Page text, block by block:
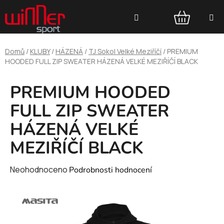
na
obsah
NÁKUPNÍ
KOŠÍK
Domů / KLUBY / HÁZENÁ / TJ Sokol Velké Meziříčí / PREMIUM
HOODED FULL ZIP SWEATER HÁZENÁ VELKÉ MEZIŘÍČÍ BLACK
PREMIUM HOODED
FULL ZIP SWEATER
HÁZENÁ VELKÉ
MEZIŘÍČÍ BLACK
Průměrné
produktu
Neohodnoceno Podrobnosti hodnocení